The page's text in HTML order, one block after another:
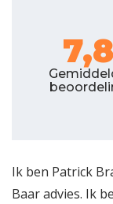
7,8
Ik ben Patrick
Baar advies. Ik